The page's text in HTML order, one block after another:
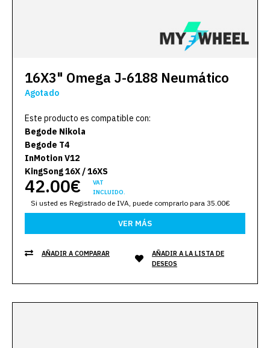
16X3" Omega J-6188 Neumático
Agotado
Este producto es compatible con:
Begode Nikola
Begode T4
InMotion V12
KingSong 16X / 16XS
42.00€
VAT
INCLUIDO.
Si usted es Registrado de IVA, puede comprarlo para 35.00€
VER MÁS
AÑADIR A COMPARAR
AÑADIR A LA LISTA DE
DESEOS